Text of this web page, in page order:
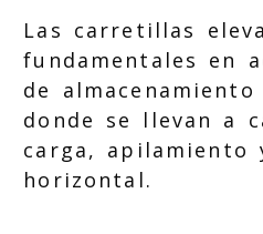
Las carretillas
fundamentales en
de
donde se llevan a
carga, apilamiento
horizontal.